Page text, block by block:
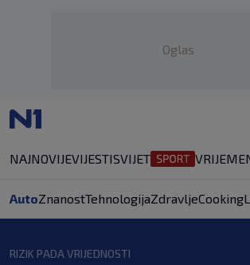
Oglas
NAJNOVIJEVIJESTISVIJET VRIJEME
AutoZnanostTehnologijaZdravljeCooking
RIZIK PADA VRIJEDNOSTI